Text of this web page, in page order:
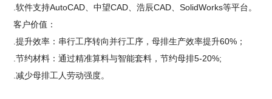
.软件支持AutoCAD、中望CAD、浩辰CAD、SolidWorks等平台。
客户价值：
.提升效率：串行工序转向并行工序，母排生产效率提升60%；
.节约材料：通过精准算料与智能套料，节约母排5-20%;
.减少母排工人劳动强度。